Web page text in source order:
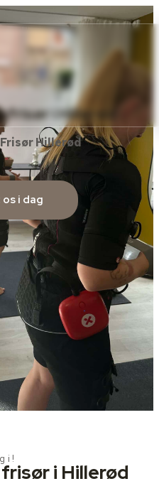
frisør i Hillerød
Hillerød
i dag
kr
i Hillerød